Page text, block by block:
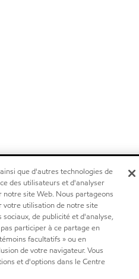
que d'autres technologies de
des utilisateurs et d'analyser
site Web. Nous partageons
utilisation de notre site
de publicité et d'analyse,
participer à ce partage en
facultatifs » ou en
de votre navigateur. Vous
et d'options dans le Centre